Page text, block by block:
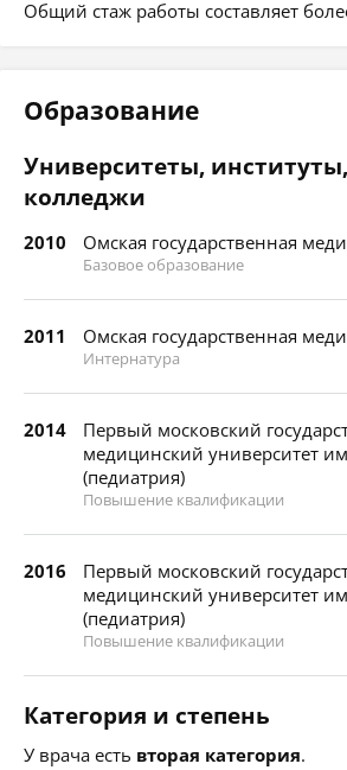
Общий стаж работы составляет
Образование
Университеты,
колледжи
2010 Омская государственная
Базовое образование
2011 Омская государственная
Интернатура
2014
Первый московский
медицинский университет
(педиатрия)
Повышение квалификации
2016
Первый московский
медицинский университет
(педиатрия)
Повышение квалификации
Категория и степень
У врача есть вторая категория.